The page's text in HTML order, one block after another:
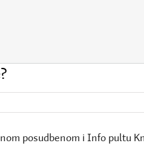
posudbenom i Info pultu